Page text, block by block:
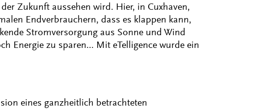
Zukunft aussehen wird. Hier, in Cuxhaven,
Endverbrauchern, dass es klappen kann,
Stromversorgung aus Sonne und Wind
Energie zu sparen... Mit eTelligence wurde ein
eines ganzheitlich betrachteten